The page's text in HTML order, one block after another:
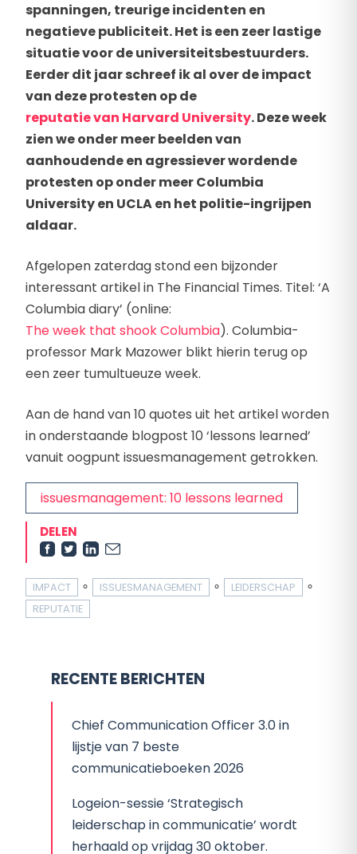
spanningen, treurige incidenten en
negatieve publiciteit. Het is een zeer lastige
situatie voor de universiteitsbestuurders.
Eerder dit jaar schreef ik al over de impact
van deze protesten op de
reputatie van Harvard University. Deze week
zien we onder meer beelden van
aanhoudende en agressiever wordende
protesten op onder meer Columbia
University en UCLA en het politie-ingrijpen
aldaar.
Afgelopen zaterdag stond een bijzonder
interessant artikel in The Financial Times. Titel: ‘A
Columbia diary’ (online:
The week that shook Columbia). Columbia-
professor Mark Mazower blikt hierin terug op
een zeer tumultueuze week.
Aan de hand van 10 quotes uit het artikel worden
in onderstaande blogpost 10 ‘lessons learned’
vanuit oogpunt issuesmanagement getrokken.
issuesmanagement: 10 lessons learned
DELEN
IMPACT ∘ ISSUESMANAGEMENT ∘ LEIDERSCHAP ∘
REPUTATIE
RECENTE BERICHTEN
Chief Communication Officer 3.0 in
lijstje van 7 beste
communicatieboeken 2026
Logeion-sessie ‘Strategisch
leiderschap in communicatie’ wordt
herhaald op vrijdag 30 oktober.